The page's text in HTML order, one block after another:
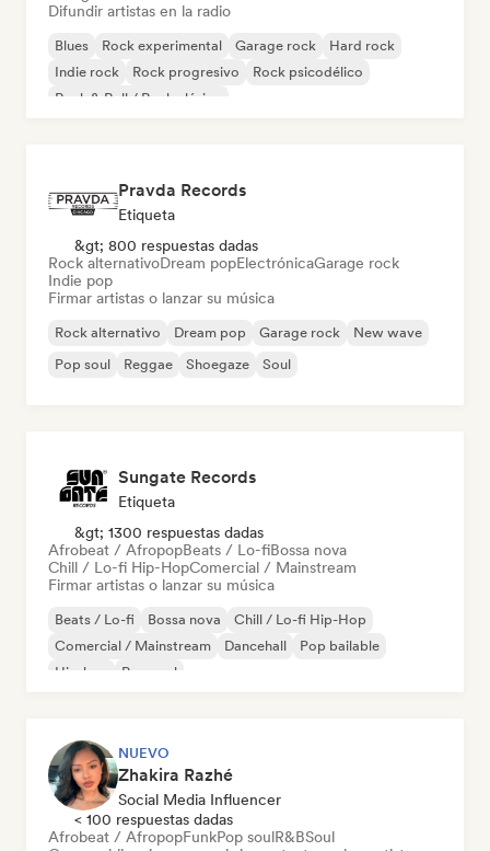
Difundir artistas en la radio
Blues Rock experimental Garage rock
Hard rock
Indie rock
Rock progresivo
Rock psicodélico
Rock & Roll / Rock clásico
Pravda Records
Etiqueta
&gt; 800 respuestas dadas
Rock alternativoDream popElectrónicaGarage rock
Indie pop
Firmar artistas o lanzar su música
Rock alternativo Dream pop Garage rock
New wave
Pop soul
Reggae Shoegaze Soul
Sungate Records
Etiqueta
&gt; 1300 respuestas dadas
Afrobeat / AfropopBeats / Lo-fiBossa nova
Chill / Lo-fi Hip-HopComercial / Mainstream
Firmar artistas o lanzar su música
Beats / Lo-fi Bossa nova
Chill / Lo-fi Hip-Hop
Comercial / Mainstream
Dancehall
Pop bailable
Hip-hop
Pop soul
NUEVO
Zhakira Razhé
Social Media Influencer
< 100 respuestas dadas
Afrobeat / AfropopFunkPop soulR&BSoul